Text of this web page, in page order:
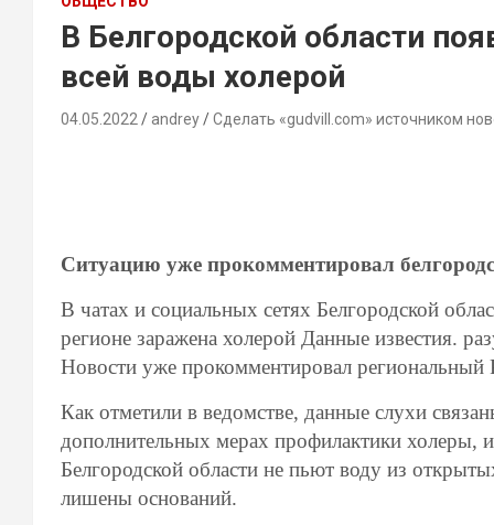
В Белгородской области
всей воды холерой
04.05.2022 andrey Сделать «gudvill.com» источником
Ситуацию уже прокомментировал
В чатах и социальных сетях Белгородской
регионе заражена холерой Данные известия.
Новости уже прокомментировал региональный
Как отметили в ведомстве, данные слухи
дополнительных мерах профилактики холеры,
Белгородской области не пьют воду из
лишены оснований.